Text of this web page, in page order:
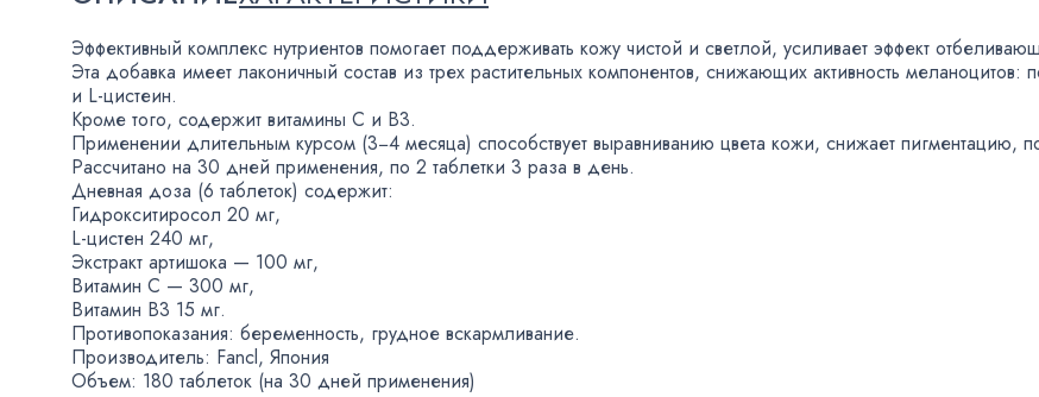
Эффективный комплекс нутриентов помогает поддерживать кожу чистой и светлой, усиливает эффект
Эта добавка имеет лаконичный состав из трех растительных компонентов, снижающих активность меланоцитов:
и L-цистеин.
Кроме того, содержит витамины С и B3.
Применении длительным курсом (3−4 месяца) способствует выравниванию цвета кожи, снижает пигментацию,
Рассчитано на 30 дней применения, по 2 таблетки 3 раза в день.
Дневная доза (6 таблеток) содержит:
Гидрокситиросол 20 мг,
L-цистен 240 мг,
Экстракт артишока — 100 мг,
Витамин С — 300 мг,
Витамин B3 15 мг.
Противопоказания: беременность, грудное вскармливание.
Производитель: Fancl, Япония
Объем: 180 таблеток (на 30 дней применения)